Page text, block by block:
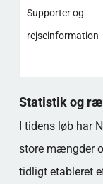
Supporter og
rejseinformation
Statistik og
I tidens løb har
store mængder
tidligt etableret